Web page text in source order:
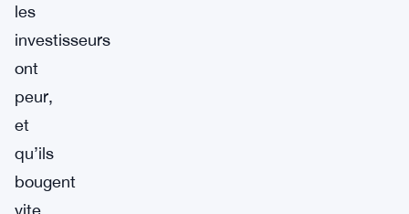
les
investisseurs
ont
peur,
et
qu’ils
bougent
vite.